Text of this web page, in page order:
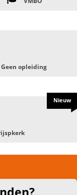
Geen opleiding
Nieuw